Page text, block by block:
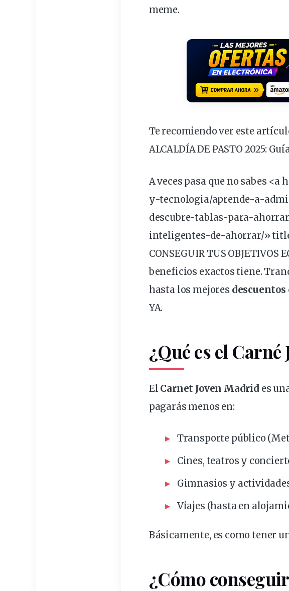
meme.
Te recomiendo ver este
ALCALDÍA DE PASTO 2025:
A veces pasa que no sabes
y-tecnologia/aprende-a-
descubre-tablas-para-
inteligentes-de-ahorrar/»
CONSEGUIR TUS
beneficios exactos tiene.
hasta los mejores descuentos
YA.
¿Qué es el Carné
El Carnet Joven Madrid es
pagarás menos en:
Transporte público
Cines, teatros y
Gimnasios y
Viajes (hasta en
Básicamente, es como tener
¿Cómo